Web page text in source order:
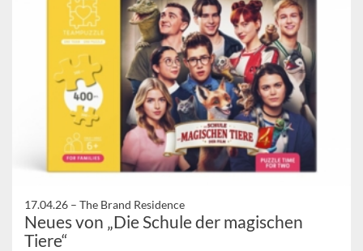
17.04.26 – The Brand Residence
Neues von „Die Schule der magischen
Tiere“